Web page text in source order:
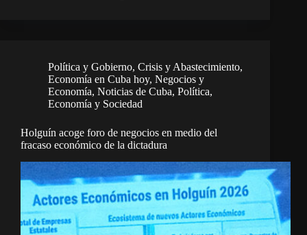
Política y Gobierno, Crisis y Abastecimiento,
Economía en Cuba hoy, Negocios y
Economía, Noticias de Cuba, Política,
Economía y Sociedad
Holguín acoge foro de negocios en medio del
fracaso económico de la dictadura